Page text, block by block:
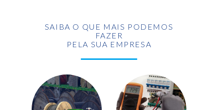
SAIBA O QUE MAIS PODEMOS
FAZER
PELA SUA EMPRESA